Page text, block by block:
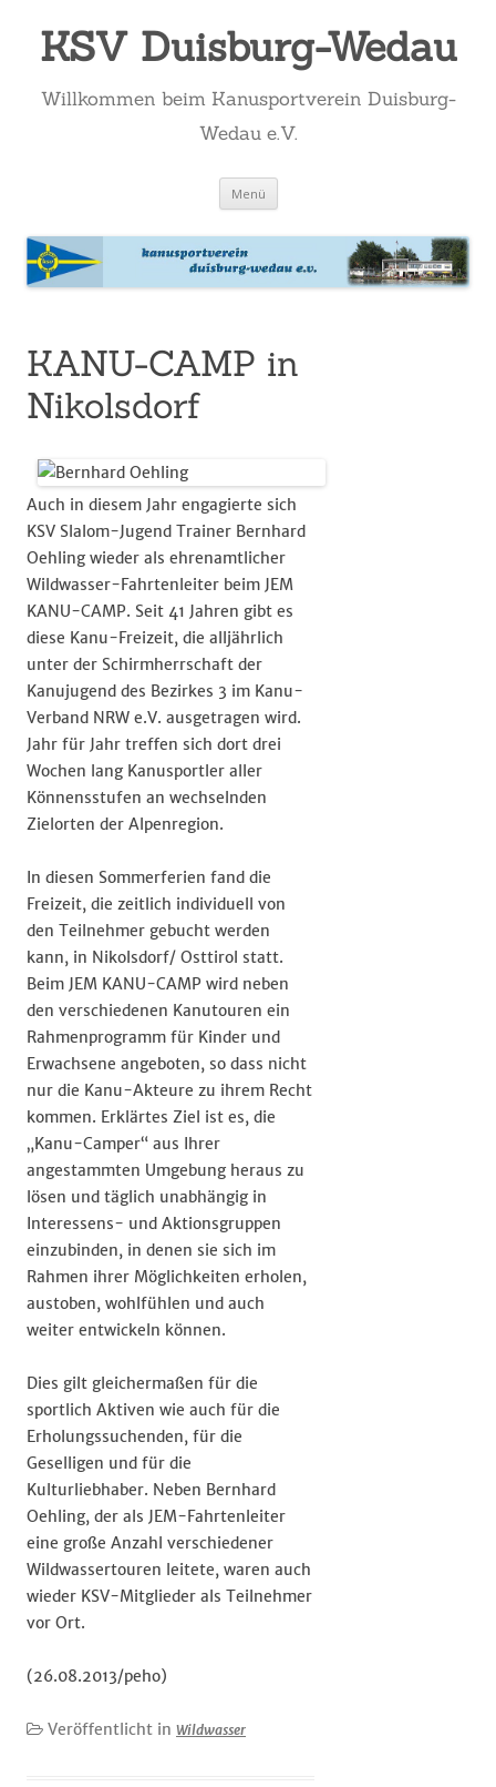
KSV Duisburg-Wedau
Willkommen beim Kanusportverein Duisburg-
Wedau e.V.
Menü Zum
springen
KANU-CAMP in
Nikolsdorf
Auch in diesem Jahr engagierte sich
KSV Slalom-Jugend Trainer Bernhard
Oehling wieder als ehrenamtlicher
Wildwasser-Fahrtenleiter beim JEM
KANU-CAMP. Seit 41 Jahren gibt es
diese Kanu-Freizeit, die alljährlich
unter der Schirmherrschaft der
Kanujugend des Bezirkes 3 im Kanu-
Verband NRW e.V. ausgetragen wird.
Jahr für Jahr treffen sich dort drei
Wochen lang Kanusportler aller
Könnensstufen an wechselnden
Zielorten der Alpenregion.
In diesen Sommerferien fand die
Freizeit, die zeitlich individuell von
den Teilnehmer gebucht werden
kann, in Nikolsdorf/ Osttirol statt.
Beim JEM KANU-CAMP wird neben
den verschiedenen Kanutouren ein
Rahmenprogramm für Kinder und
Erwachsene angeboten, so dass nicht
nur die Kanu-Akteure zu ihrem Recht
kommen. Erklärtes Ziel ist es, die
„Kanu-Camper“ aus Ihrer
angestammten Umgebung heraus zu
lösen und täglich unabhängig in
Interessens- und Aktionsgruppen
einzubinden, in denen sie sich im
Rahmen ihrer Möglichkeiten erholen,
austoben, wohlfühlen und auch
weiter entwickeln können.
Dies gilt gleichermaßen für die
sportlich Aktiven wie auch für die
Erholungssuchenden, für die
Geselligen und für die
Kulturliebhaber. Neben Bernhard
Oehling, der als JEM-Fahrtenleiter
eine große Anzahl verschiedener
Wildwassertouren leitete, waren auch
wieder KSV-Mitglieder als Teilnehmer
vor Ort.
(26.08.2013/peho)
Veröffentlicht in Wildwasser